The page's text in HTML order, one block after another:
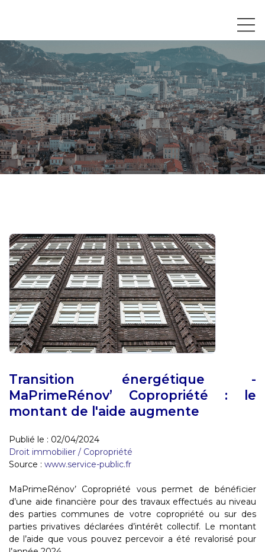
Transition énergétique -
MaPrimeRénov’ Copropriété : le
montant de l'aide augmente
Publié le : 02/04/2024
Droit immobilier / Copropriété
Source : www.service-public.fr
MaPrimeRénov’ Copropriété vous permet de bénéficier
d’une aide financière pour des travaux effectués au niveau
des parties communes de votre copropriété ou sur des
parties privatives déclarées d’intérêt collectif. Le montant
de l’aide que vous pouvez percevoir a été revalorisé pour